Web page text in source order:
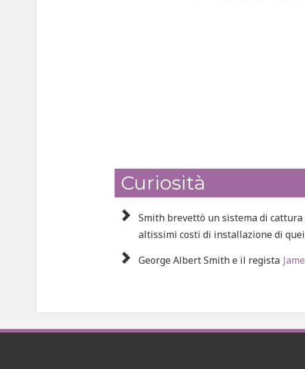
Curiosità
Smith brevettò un sistema di
altissimi costi di installazione di
George Albert Smith e il regista